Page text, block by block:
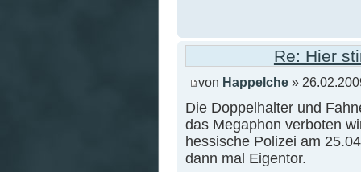
Re: Hier
von Happelche »
Die Doppelhalter und
das Megaphon verboten
hessische Polizei am
dann mal Eigentor.